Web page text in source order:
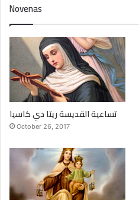
Novenas
تساعية القديسة ريتا دي كاسيا
October 26, 2017